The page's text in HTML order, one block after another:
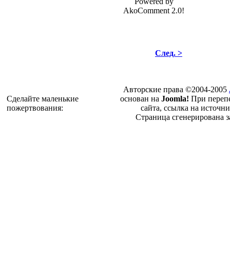
AkoComment 2.0!
След. >
Cделайте маленькие
пожертвования:
Авторские права ©2004-2005
основан на Joomla! При
сайта, ссылка на
Страница сгенерирована